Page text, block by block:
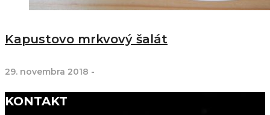
Kapustovo mrkvový šalát
29. novembra 2018 -
KONTAKT